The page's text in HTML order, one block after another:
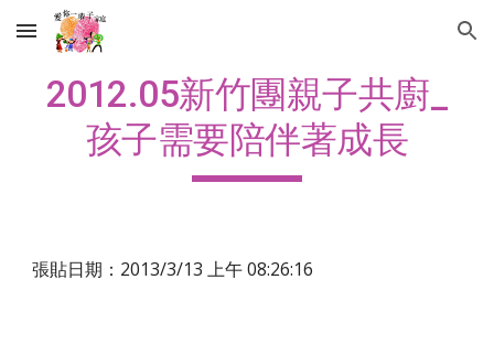
Skip to main content Skip to navigation
2012.05新竹團親子共廚_
孩子需要陪伴著成長
張貼日期：2013/3/13 上午 08:26:16